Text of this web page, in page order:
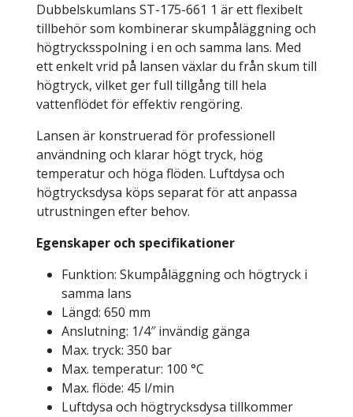
Dubbelskumlans ST-175-661 1 är ett flexibelt
tillbehör som kombinerar skumpåläggning och
högtrycksspolning i en och samma lans. Med
ett enkelt vrid på lansen växlar du från skum till
högtryck, vilket ger full tillgång till hela
vattenflödet för effektiv rengöring.
Lansen är konstruerad för professionell
användning och klarar högt tryck, hög
temperatur och höga flöden. Luftdysa och
högtrycksdysa köps separat för att anpassa
utrustningen efter behov.
Egenskaper och specifikationer
Funktion: Skumpåläggning och högtryck i
samma lans
Längd: 650 mm
Anslutning: 1/4″ invändig gänga
Max. tryck: 350 bar
Max. temperatur: 100 °C
Max. flöde: 45 l/min
Luftdysa och högtrycksdysa tillkommer